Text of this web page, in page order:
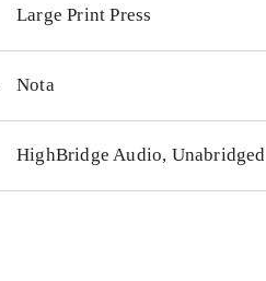
Large Print Press
Nota
HighBridge Audio, Unabridged